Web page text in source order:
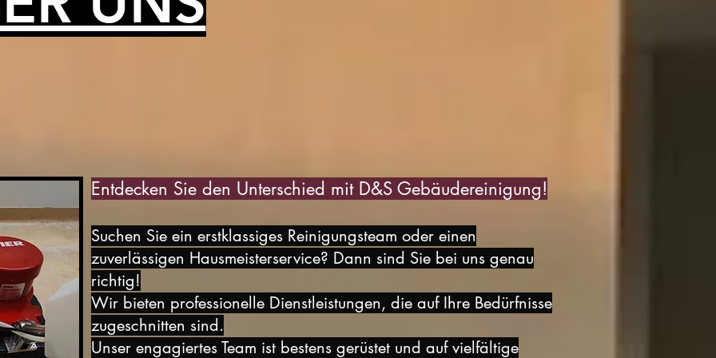
Entdecken Sie den Unterschied mit D&S Gebäudereinigung!
Suchen Sie ein erstklassiges Reinigungsteam oder einen
zuverlässigen Hausmeisterservice? Dann sind Sie bei uns genau
richtig!
Wir bieten professionelle Dienstleistungen, die auf Ihre Bedürfnisse
zugeschnitten sind.
Unser engagiertes Team ist bestens gerüstet und auf vielfältige